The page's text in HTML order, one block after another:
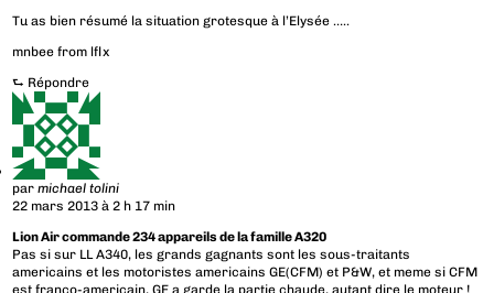
Tu as bien résumé la situation grotesque à l’Elysée …..
mnbee from lflx
⮑ Répondre
parmichael tolini
22 mars 2013 à 2 h 17 min
Lion Air commande 234 appareils de la famille A320
Pas si sur LL A340, les grands gagnants sont les sous-traitants
americains et les motoristes americains GE(CFM) et P&W, et meme si CFM